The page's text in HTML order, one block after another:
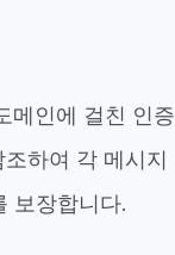
메인에 걸친 인증
하여 각 메시지
보장합니다.